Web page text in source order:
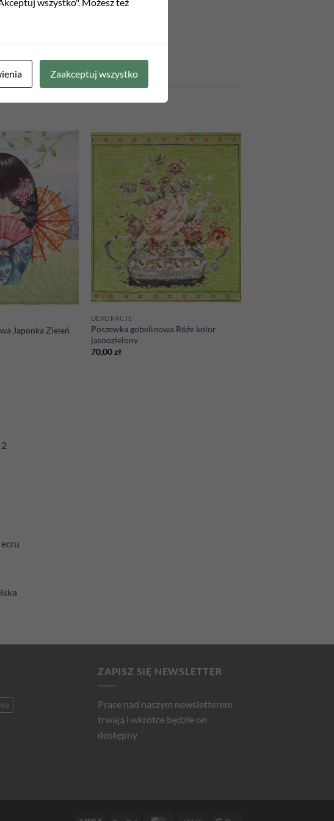
Japonka Zieleń
DEKORACJE
Poszewka gobelinowa Róże kolor
jasnozielony
70,00zł
ZAPISZ SIĘ NEWSLETTER
Prace nad naszym newsletterem
trwają i wkrótce będzie on
dostępny
Zaakceptuj wszystko